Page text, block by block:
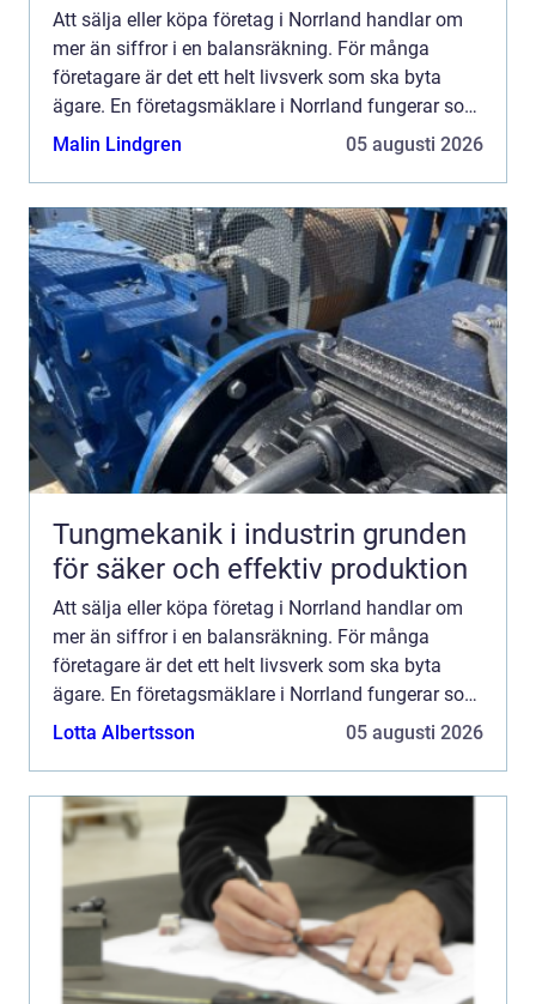
Att sälja eller köpa företag i Norrland handlar om
mer än siffror i en balansräkning. För många
företagare är det ett helt livsverk som ska byta
ägare. En företagsmäklare i Norrland fungerar som
länk mellan säljare och köpare, skapar struktur i
Malin Lindgren 05 augusti 2026
Tungmekanik i industrin grunden
för säker och effektiv produktion
Att sälja eller köpa företag i Norrland handlar om
mer än siffror i en balansräkning. För många
företagare är det ett helt livsverk som ska byta
ägare. En företagsmäklare i Norrland fungerar som
länk mellan säljare och köpare, skapar struktur i
Lotta Albertsson 05 augusti 2026